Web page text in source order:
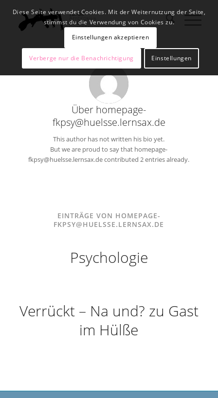
Über homepage-
fkpsy@huelsse.lernsax.de
This author has not written his bio yet.
But we are proud to say that homepage-
fkpsy@huelsse.lernsax.decontributed 2 entries already.
EINTRÄGE VON HOMEPAGE-
FKPSY@HUELSSE.LERNSAX.DE
Psychologie
Verrückt – Na und? zu Gast
im Hülße
Diese Seite verwendet Cookies. Mit der Weiternutzung der Seite,
stimmst du die Verwendung von Cookies zu.
Einstellungen akzeptieren
Verberge nur die Benachrichtigung Einstellungen